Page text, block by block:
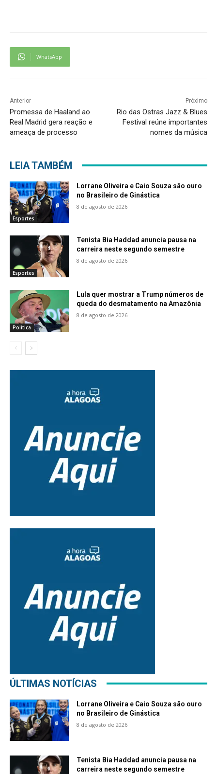
WhatsApp
Anterior
Promessa de Haaland ao
Real Madrid gera reação e
ameaça de processo
Próximo
Rio das Ostras Jazz & Blues
Festival reúne importantes
nomes da música
LEIA TAMBÉM
Esportes
Lorrane Oliveira e Caio Souza são ouro
no Brasileiro de Ginástica
8 de agosto de 2026
Esportes
Tenista Bia Haddad anuncia pausa na
carreira neste segundo semestre
8 de agosto de 2026
Política
Lula quer mostrar a Trump números de
queda do desmatamento na Amazônia
8 de agosto de 2026
ÚLTIMAS NOTÍCIAS
Lorrane Oliveira e Caio Souza são ouro
no Brasileiro de Ginástica
8 de agosto de 2026
Tenista Bia Haddad anuncia pausa na
carreira neste segundo semestre